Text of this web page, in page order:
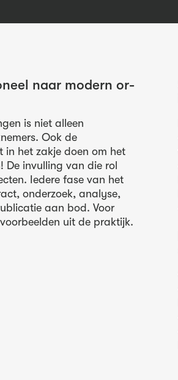
naar modern or-
is niet alleen
Ook de
in het zakje doen om het
De invulling van die rol
Iedere fase van het
onderzoek, analyse,
aan bod. Voor
uit de praktijk.